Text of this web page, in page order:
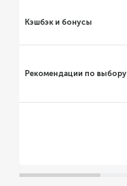
Кэшбэк и бонусы
Рекомендации по выбору